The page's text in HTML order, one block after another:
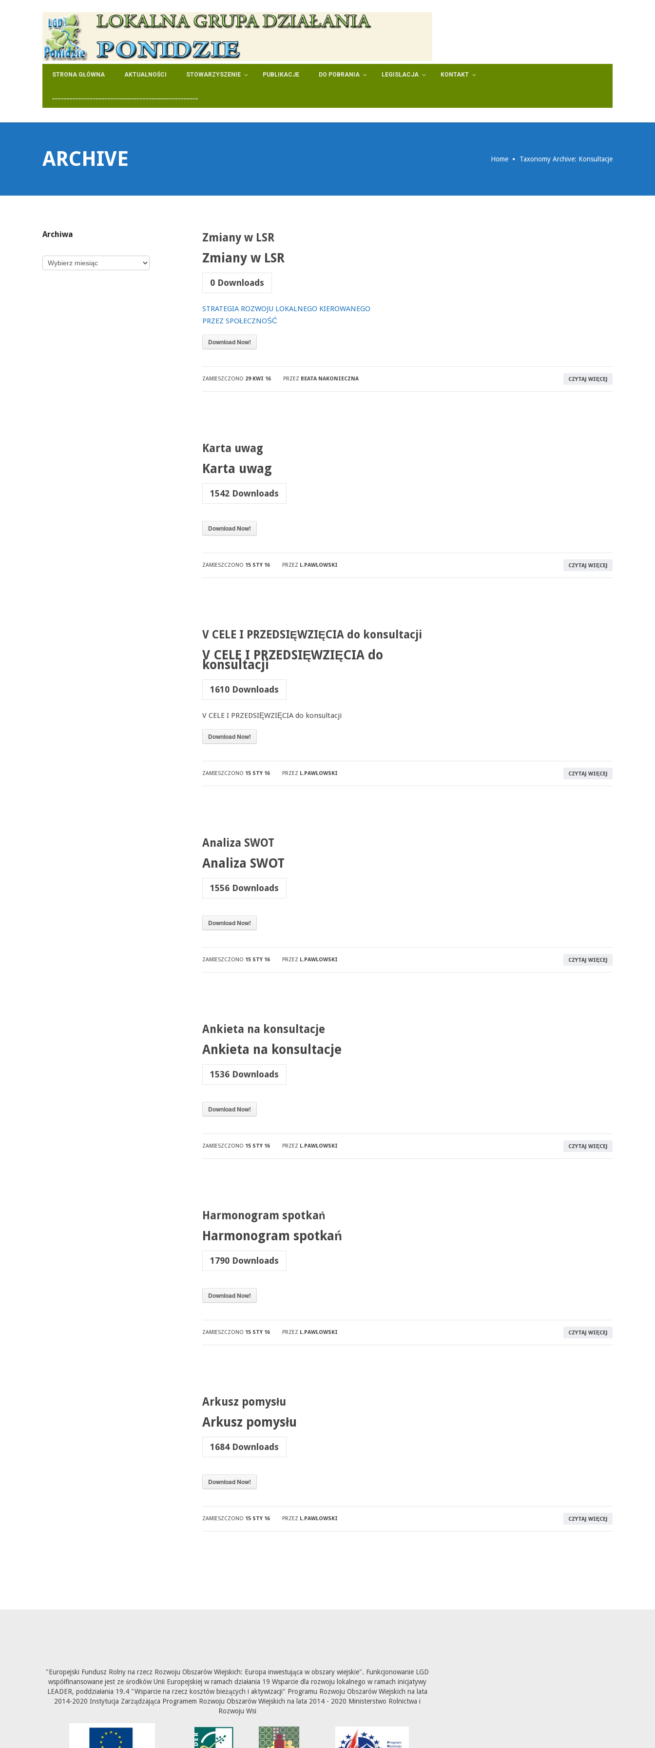
STRONA GŁÓWNA AKTUALNOŚCI STOWARZYSZENIE PUBLIKACJE DO POBRANIA LEGISLACJA KONTAKT
__________________________________________________
ARCHIVE Home Taxonomy Archive: Konsultacje
Zmiany w LSR
Zmiany w LSR
0Downloads
STRATEGIA ROZWOJU LOKALNEGO KIEROWANEGO
PRZEZ SPOŁECZNOŚĆ
Download Now!
ZAMIESZCZONO 29 KWI 16 PRZEZ BEATA NAKONIECZNA CZYTAJ WIĘCEJ
Karta uwag
Karta uwag
1542Downloads
Download Now!
ZAMIESZCZONO 15 STY 16 PRZEZ L.PAWLOWSKI CZYTAJ WIĘCEJ
V CELE I PRZEDSIĘWZIĘCIA do konsultacji
V CELE I PRZEDSIĘWZIĘCIA do
konsultacji
1610Downloads
V CELE I PRZEDSIĘWZIĘCIA do konsultacji
Download Now!
ZAMIESZCZONO 15 STY 16 PRZEZ L.PAWLOWSKI CZYTAJ WIĘCEJ
Analiza SWOT
Analiza SWOT
1556Downloads
Download Now!
ZAMIESZCZONO 15 STY 16 PRZEZ L.PAWLOWSKI CZYTAJ WIĘCEJ
Ankieta na konsultacje
Ankieta na konsultacje
1536Downloads
Download Now!
ZAMIESZCZONO 15 STY 16 PRZEZ L.PAWLOWSKI CZYTAJ WIĘCEJ
Harmonogram spotkań
Harmonogram spotkań
1790Downloads
Download Now!
ZAMIESZCZONO 15 STY 16 PRZEZ L.PAWLOWSKI CZYTAJ WIĘCEJ
Arkusz pomysłu
Arkusz pomysłu
1684Downloads
Download Now!
ZAMIESZCZONO 15 STY 16 PRZEZ L.PAWLOWSKI CZYTAJ WIĘCEJ
Archiwa
Archiwa
"Europejski Fundusz Rolny na rzecz Rozwoju Obszarów Wiejskich: Europa inwestująca w obszary wiejskie". Funkcjonowanie LGD
współfinansowane jest ze środków Unii Europejskiej w ramach działania 19 Wsparcie dla rozwoju lokalnego w ramach inicjatywy
LEADER, poddziałania 19.4 "Wsparcie na rzecz kosztów bieżących i aktywizacji" Programu Rozwoju Obszarów Wiejskich na lata
2014-2020 Instytucja Zarządzająca Programem Rozwoju Obszarów Wiejskich na lata 2014 - 2020 Ministerstwo Rolnictwa i
Rozwoju Wsi